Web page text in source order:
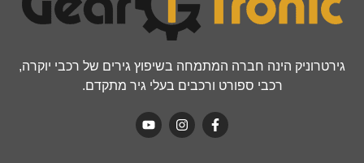
גירטרוניק הינה חברה המתמחה בשיפוץ גירים של רכבי יוקרה,
רכבי ספורט ורכבים בעלי גיר מתקדם.